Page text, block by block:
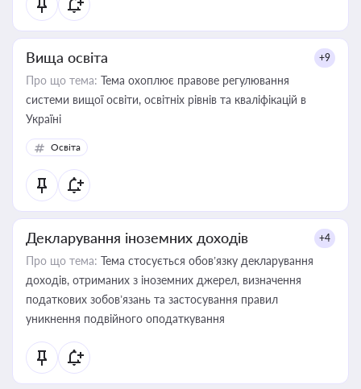
Вища освіта +9
Про що тема: Тема охоплює правове регулювання
системи вищої освіти, освітніх рівнів та кваліфікацій в
Україні
Освіта
Декларування іноземних доходів +4
Про що тема: Тема стосується обов’язку декларування
доходів, отриманих з іноземних джерел, визначення
податкових зобов’язань та застосування правил
уникнення подвійного оподаткування